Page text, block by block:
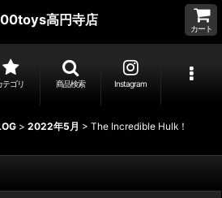
高円寺店
カート
テゴリ 商品検索 Instagram
> 2022年5月 > The Incredible Hulk！